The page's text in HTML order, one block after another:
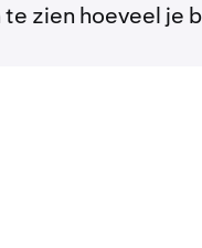
zien hoeveel je